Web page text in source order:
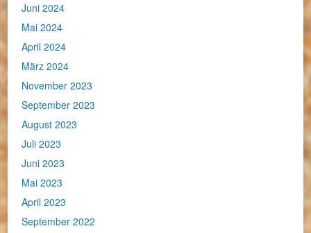
Juni 2024
Mai 2024
April 2024
März 2024
November 2023
September 2023
August 2023
Juli 2023
Juni 2023
Mai 2023
April 2023
September 2022